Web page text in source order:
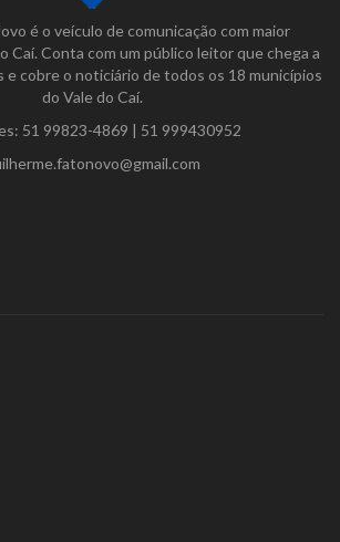
é o veículo de comunicação com maior
Caí. Conta com um público leitor que chega a
e cobre o noticiário de todos os 18 municípios
do Vale do Caí.
51 99823-4869 | 51 999430952